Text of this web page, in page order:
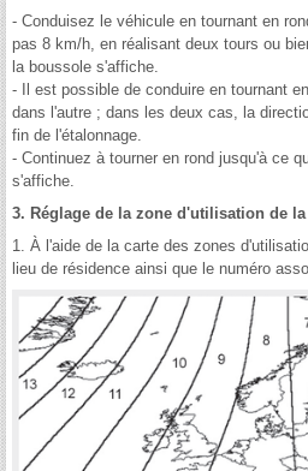
- Conduisez le véhicule en tournant en
pas 8 km/h, en réalisant deux tours ou
la boussole s'affiche.
- Il est possible de conduire en tournant
dans l'autre ; dans les deux cas, la
fin de l'étalonnage.
- Continuez à tourner en rond jusqu'à ce
s'affiche.
3. Réglage de la zone d'utilisation de
1. À l'aide de la carte des zones
lieu de résidence ainsi que le numéro